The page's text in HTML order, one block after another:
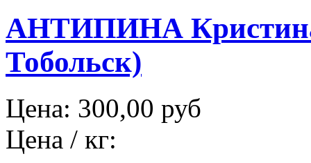
АНТИПИНА
Тобольск)
Цена: 300,00 руб
Цена / кг: